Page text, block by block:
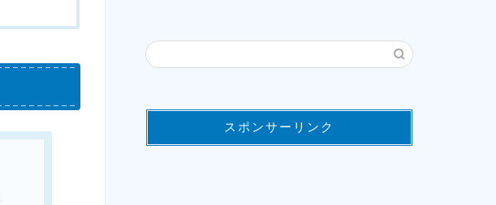
スポンサーリンク